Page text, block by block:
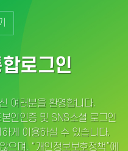
로그인
여러분을 환영합니다.
인인증 및 SNS소셜 로그인
게 이용하실 수 있습니다.
으며, “개인정보보호정책”에